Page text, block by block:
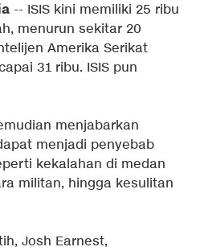
-- ISIS kini memiliki 25 ribu
menurun sekitar 20
Amerika Serikat
31 ribu. ISIS pun
menjabarkan
menjadi penyebab
kekalahan di medan
militan, hingga kesulitan
Josh Earnest,